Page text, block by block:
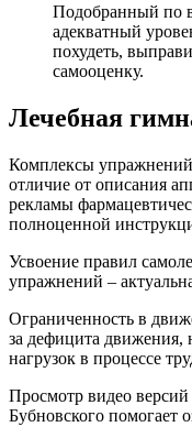
Подобранный по
адекватный
похудеть,
самооценку.
Лечебная
Комплексы
отличие от описания
рекламы
полноценной
Усвоение правил
упражнений –
Ограниченность в
за дефицита движения,
нагрузок в процессе
Просмотр видео
Бубновского помогает